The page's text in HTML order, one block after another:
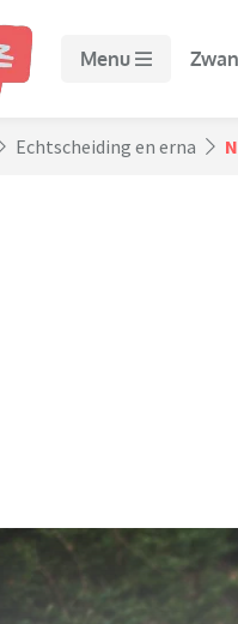
Menu
Echtscheiding en erna